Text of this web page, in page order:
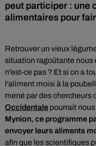
peut participer : une
Retrouver un vieux
situation ragoûtante nous
n'est-ce pas ? Et si on a
l'aliment moisi à la
mené par des chercheurs
Occidentale pourrait
Mynion, ce programme
envoyer leurs aliments
afin que les scientifiques